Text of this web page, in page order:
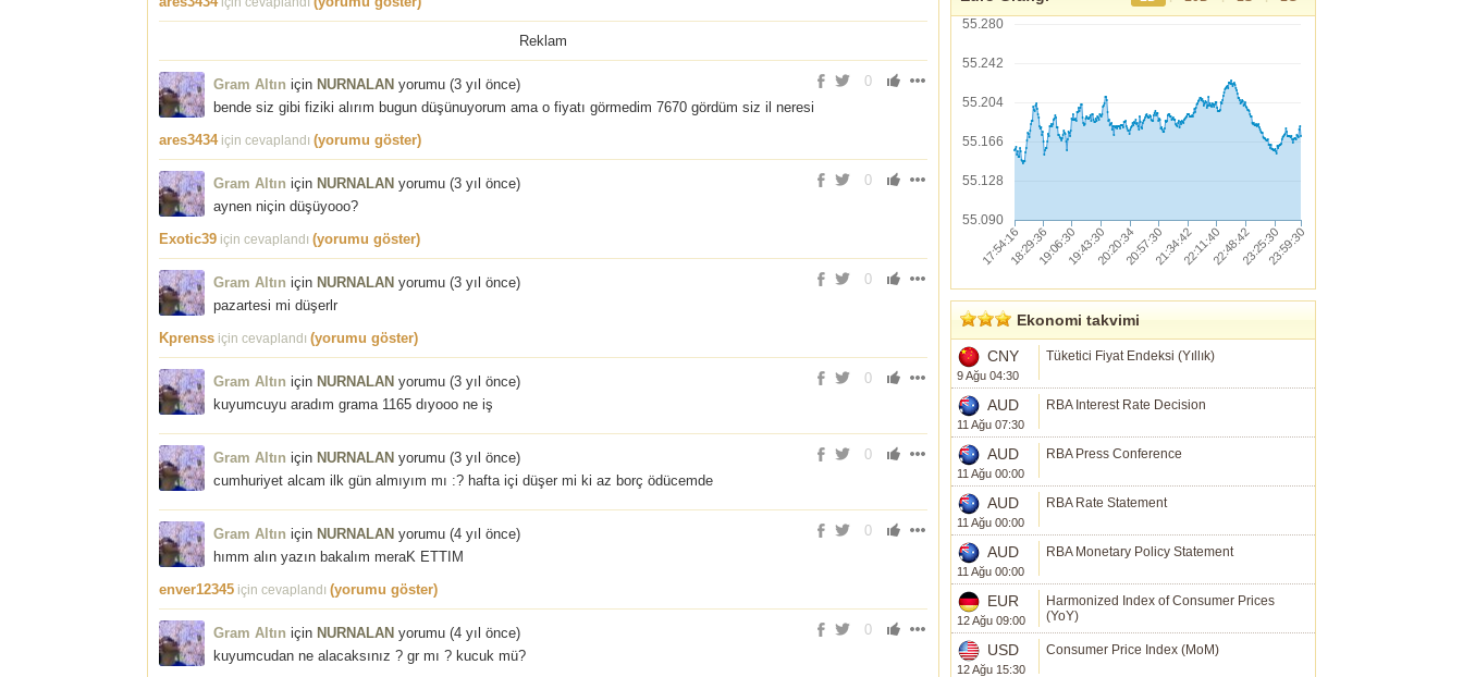
Reklam
0
Gram Altın için NURNALAN yorumu (3 yıl önce)
bende siz gibi fiziki alırım bugun düşünuyorum ama o fiyatı görmedim 7670 gördüm siz il neresi
ares3434için cevaplandı (yorumu göster)
0
Gram Altın için NURNALAN yorumu (3 yıl önce)
aynen niçin düşüyooo?
Exotic39 için cevaplandı (yorumu göster)
0
Gram Altın için NURNALAN yorumu (3 yıl önce)
pazartesi mi düşerlr
Kprenss için cevaplandı (yorumu göster)
0
Gram Altın için NURNALAN yorumu (3 yıl önce)
kuyumcuyu aradım grama 1165 dıyooo ne iş
0
Gram Altın için NURNALAN yorumu (3 yıl önce)
cumhuriyet alcam ilk gün almıyım mı :? hafta içi düşer mi ki az borç ödücemde
0
Gram Altın için NURNALAN yorumu (4 yıl önce)
hımm alın yazın bakalım meraK ETTIM
enver12345 için cevaplandı (yorumu göster)
0
Gram Altın için NURNALAN yorumu (4 yıl önce)
kuyumcudan ne alacaksınız ? gr mı ? kucuk mü?
55.280
55.242
55.204
55.166
55.128
55.090
Ekonomi takvimi
CNY
9 Ağu 04:30
Tüketici Fiyat Endeksi (Yıllık)
AUD
11 Ağu 07:30
RBA Interest Rate Decision
AUD
11 Ağu 00:00
RBA Press Conference
AUD
11 Ağu 00:00
RBA Rate Statement
AUD
11 Ağu 00:00
RBA Monetary Policy Statement
EUR
12 Ağu 09:00
Harmonized Index of Consumer Prices
(YoY)
USD
12 Ağu 15:30
Consumer Price Index (MoM)